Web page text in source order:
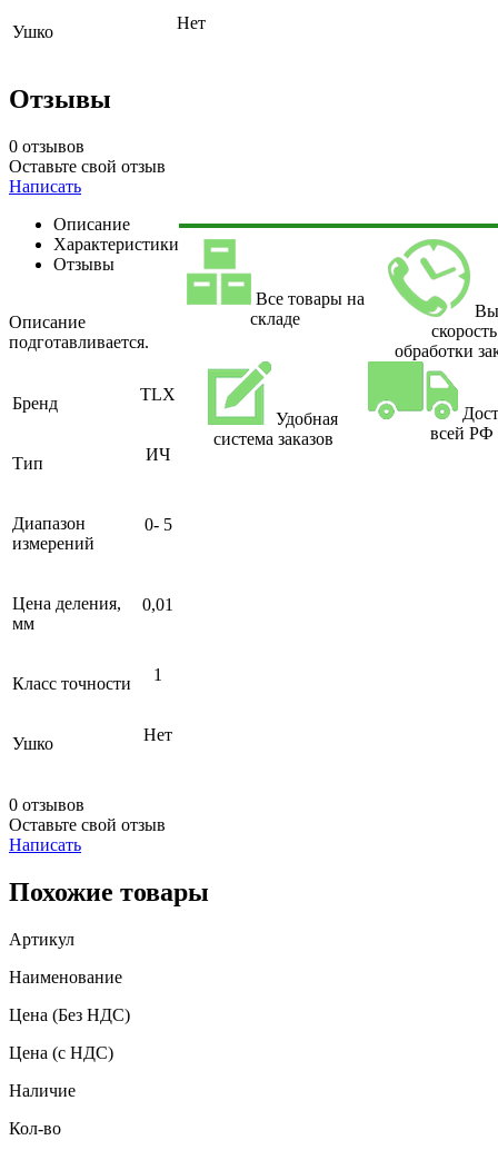
Ушко Нет
Отзывы
0 отзывов
Оставьте свой отзыв
Написать
Описание
Характеристики
Отзывы
Описание
подготавливается.
Бренд TLX
Тип ИЧ
Диапазон
измерений
0- 5
Цена деления,
мм
0,01
Класс точности 1
Ушко Нет
0 отзывов
Оставьте свой отзыв
Написать
Все товары на
складе
скорость
обработки
Удобная
система заказов
всей РФ
Похожие товары
Артикул
Наименование
Цена (Без НДС)
Цена (с НДС)
Наличие
Кол-во